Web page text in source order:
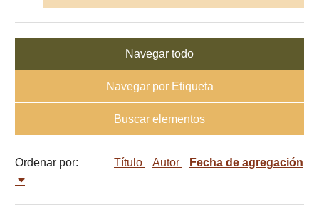
Navegar todo
Navegar por Etiqueta
Buscar elementos
Ordenar por: Título Autor Fecha de agregación